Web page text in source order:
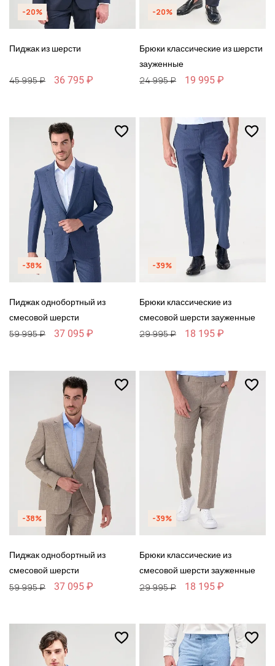
-20%
Пиджак из шерсти
45 995 ₽ 36 795 ₽
-20%
Брюки классические из шерсти
зауженные
24 995 ₽ 19 995 ₽
-38%
Пиджак однобортный из
смесовой шерсти
59 995 ₽ 37 095 ₽
-39%
Брюки классические из
смесовой шерсти зауженные
29 995 ₽ 18 195 ₽
-38%
Пиджак однобортный из
смесовой шерсти
59 995 ₽ 37 095 ₽
-39%
Брюки классические из
смесовой шерсти зауженные
29 995 ₽ 18 195 ₽